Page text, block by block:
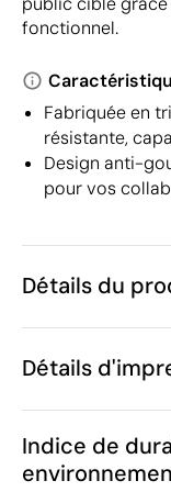
fonctionnel.
Fabriquée en
résistante,
Design anti-
pour vos
Détails du
Code du produit
Poids
Détails
Indice de